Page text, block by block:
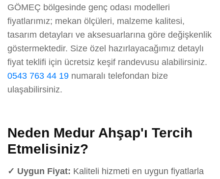
GÖMEÇ bölgesinde genç odası modelleri
fiyatlarımız; mekan ölçüleri, malzeme kalitesi,
tasarım detayları ve aksesuarlarına göre değişkenlik
göstermektedir. Size özel hazırlayacağımız detaylı
fiyat teklifi için ücretsiz keşif randevusu alabilirsiniz.
0543 763 44 19 numaralı telefondan bize
ulaşabilirsiniz.
Neden Medur Ahşap'ı Tercih
Etmelisiniz?
✓ Uygun Fiyat: Kaliteli hizmeti en uygun fiyatlarla